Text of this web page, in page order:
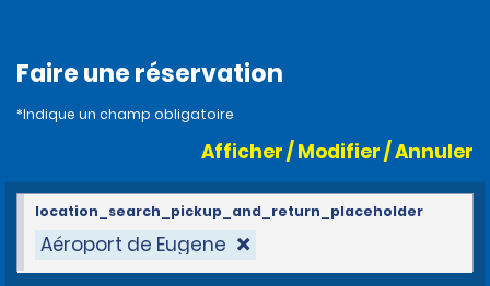
Faire une réservation
*Indique un champ obligatoire
Afficher / Modifier / Annuler
Aéroport de Eugene
location_search_pickup_and_return_placeholder